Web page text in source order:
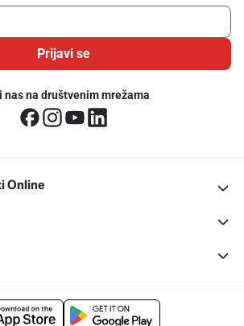
Prijavi se
nas na društvenim mrežama
Online